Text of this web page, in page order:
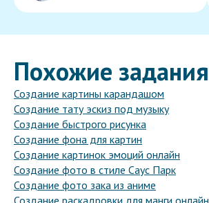
Похожие задания
Создание картины карандашом
Создание тату эскиз под музыку
Создание быстрого рисунка
Создание фона для картин
Создание картинок эмоций онлайн
Создание фото в стиле Саус Парк
Создание фото зака из аниме